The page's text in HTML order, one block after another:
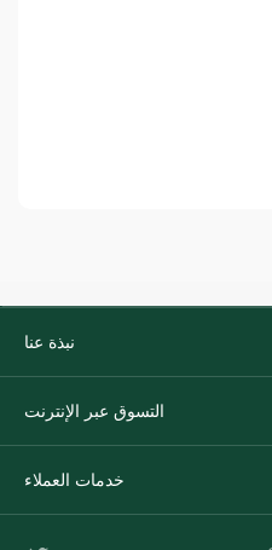
نبذة عنا
التسوق عبر الإنترنت
خدمات العملاء